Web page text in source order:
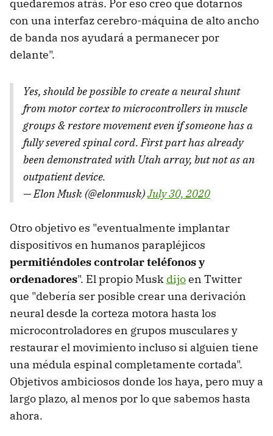
quedaremos atrás. Por eso creo que dotarnos
con una interfaz cerebro-máquina de alto ancho
de banda nos ayudará a permanecer por
delante".
Yes, should be possible to create a neural shunt
from motor cortex to microcontrollers in muscle
groups & restore movement even if someone has a
fully severed spinal cord. First part has already
been demonstrated with Utah array, but not as an
outpatient device.
— Elon Musk (@elonmusk)July 30, 2020
Otro objetivo es "eventualmente implantar
dispositivos en humanos parapléjicos
permitiéndoles controlar teléfonos y
ordenadores". El propio Musk dijoen Twitter
que "debería ser posible crear una derivación
neural desde la corteza motora hasta los
microcontroladores en grupos musculares y
restaurar el movimiento incluso si alguien tiene
una médula espinal completamente cortada".
Objetivos ambiciosos donde los haya, pero muy a
largo plazo, al menos por lo que sabemos hasta
ahora.